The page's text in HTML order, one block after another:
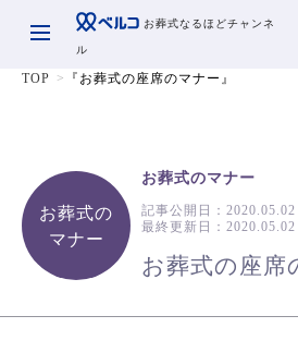
お葬式なるほどチャンネ
ル
TOP 『お葬式の座席のマナー』
お葬式の
マナー
お葬式のマナー
記事公開日： 2020.05.02
最終更新日： 2020.05.02
お葬式の座席